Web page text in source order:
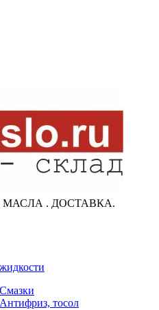
МАСЛА . ДОСТАВКА.
Смазки
Антифриз, тосол